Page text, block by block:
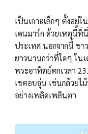
เป็นเกาะเล็กๆ ตั้งอยู่
เดนมาร์ก ด้วยเหตุนี้ที่
ประเทศ นอกจากนี้ ชา
ยาวนานกว่าที่ใดๆ ใน
พระอาทิตย์ตกเวลา
เขตอบอุ่น เช่นกล้วยไ
อย่างเพลิดเพลินตา